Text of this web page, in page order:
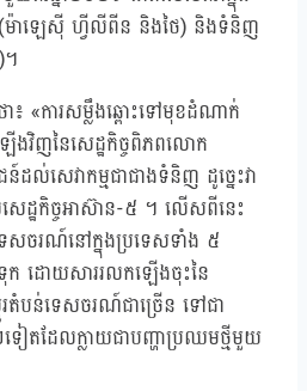
ាឡេស៊ី ហ្វីលីពីន និងថៃ) និងទំនិញ
ា៖ «ការសម្លឹងឆ្ពោះទៅមុខដំណាក់
ើងវិញនៃសេដ្ឋកិច្ចពិភពលោក
ល់សេវាកម្មជាជាងទំនិញ ដូច្នេះវា
េដ្ឋកិច្ចអាស៊ាន-៥ ។ លើសពីនេះ
សចរណ៍នៅក្នុងប្រទេសទាំង ៥
ក ដោយសាររលកឡើងចុះនៃ
តំបន់ទេសចរណ៍ជាច្រើន ទៅជា
ទៀតដែលក្លាយជា​បញ្ហាប្រឈមថ្មីមួយ